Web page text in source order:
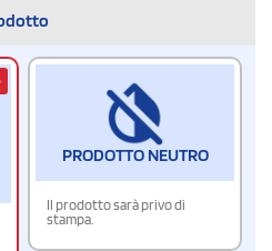
PRODOTTO NEUTRO
Il prodotto sarà privo di
stampa.